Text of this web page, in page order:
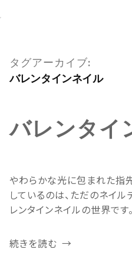
タグアーカイブ:
バレンタインネイル
バレンタイ
やわらかな光に包まれた指
しているのは、ただのネイル
レンタインネイルの世界で
続きを読む